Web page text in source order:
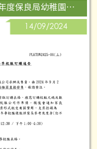
2024-25 年度保良局幼稚園冬季校服訂購通告
14/09/2024